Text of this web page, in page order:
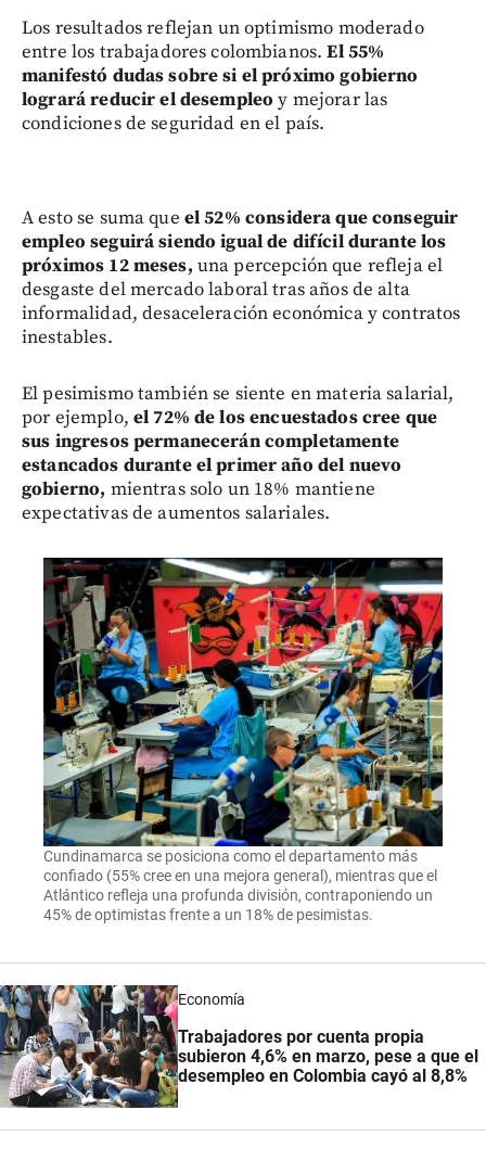
Los resultados reflejan un optimismo moderado
entre los trabajadores colombianos.El 55%
manifestó dudas sobre si el próximo gobierno
logrará reducir el desempleo y mejorar las
condiciones de seguridad en el país.
A esto se suma que el 52% considera que conseguir
empleo seguirá siendo igual de difícil durante los
próximos 12 meses, una percepción que refleja el
desgaste del mercado laboral tras años de alta
informalidad, desaceleración económica y contratos
inestables.
El pesimismo también se siente en materia salarial,
por ejemplo, el 72% de los encuestados cree que
sus ingresos permanecerán completamente
estancados durante el primer año del nuevo
gobierno, mientras solo un 18% mantiene
expectativas de aumentos salariales.
Cundinamarca se posiciona como el departamento más
confiado (55% cree en una mejora general), mientras que el
Atlántico refleja una profunda división, contraponiendo un
45% de optimistas frente a un 18% de pesimistas.
Economía
Trabajadores por cuenta propia
subieron 4,6% en marzo, pese a que el
desempleo en Colombia cayó al 8,8%